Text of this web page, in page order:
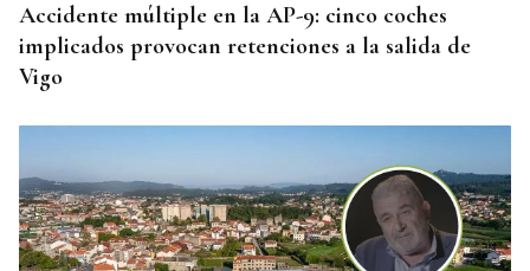
Accidente múltiple en la AP-9: cinco coches
implicados provocan retenciones a la salida de
Vigo